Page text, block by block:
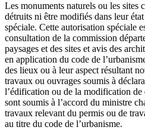
Les monuments naturels ou les sites
détruits ni être modifiés dans leur
spéciale. Cette autorisation spéciale
consultation de la commission
paysages et des sites et avis des
en application du code de
des lieux ou à leur aspect résultant
travaux ou ouvrages soumis à
l’édification ou de la modification de
sont soumis à l’accord du ministre
travaux relevant du permis ou de
au titre du code de l’urbanisme.